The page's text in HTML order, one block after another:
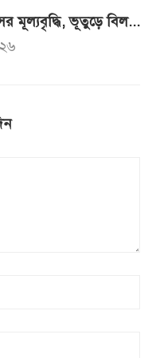
মূল্যবৃদ্ধি, ভূতুড়ে বিল...